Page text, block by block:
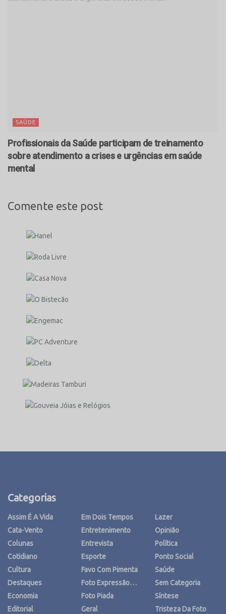
SAÚDE
Profissionais da Saúde participam de treinamento
sobre atendimento a crises e urgências em saúde
mental
Comente este post
Categorias
Assim É A Vida
Cata-Vento
Colunas
Cotidiano
Cultura
Destaques
Economia
Editorial
Em Dois Tempos
Entretenimento
Entrevista
Esporte
Favo Com Pimenta
Foto Expressão…
Foto Piada
Geral
Lazer
Opinião
Política
Ponto Social
Saúde
Sem Categoria
Síntese
Tristeza Da Foto